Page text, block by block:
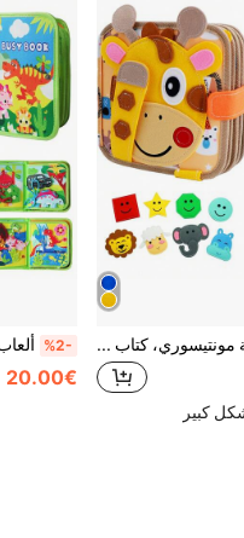
كتاب الزرافة النشطة مونتيسوري، كتاب هادئ للتدريب الحسي للأطفال الصغار، لتنمية المهارات الحركية الدقيقة والتعليم المبكر وتطوير المعرفة والعادات، ألعاب حسية للتعليم قبل المدرسة
كبير
%2-
20.00€